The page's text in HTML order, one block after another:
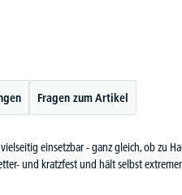
Fragen zum Artikel
einsetzbar - ganz gleich, ob zu
und kratzfest und hält selbst